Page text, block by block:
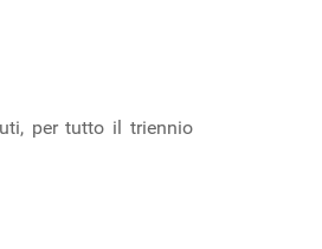
per tutto il triennio